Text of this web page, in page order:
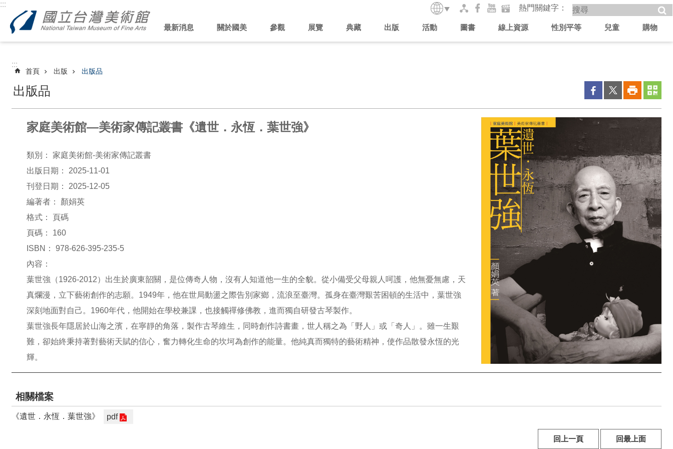
跳到主要內容區塊
::: 熱門關鍵字
最新消息 關於國美 參觀 展覽 典藏 出版 活動 圖書 線上資源 性別平等 兒童 購物
:::
首頁 出版 出版品
出版品
家庭美術館—美術家傳記叢書《遺世．永恆．葉世強》
類別：
家庭美術館-美術家傳記叢書
出版日期：
2025-11-01
刊登日期：
2025-12-05
編著者：
顏娟英
格式：
頁碼
頁碼：
160
ISBN：
978-626-395-235-5
內容：
葉世強（1926-2012）出生於廣東韶關，是位傳奇人物，沒有人知道他一生的全貌。從小備受父母親人呵護，他無憂無慮，天
真爛漫，立下藝術創作的志願。1949年，他在世局動盪之際告別家鄉，流浪至臺灣。孤身在臺灣艱苦困頓的生活中，葉世強
深刻地面對自己。1960年代，他開始在學校兼課，也接觸禪修佛教，進而獨自研發古琴製作。
葉世強長年隱居於山海之濱，在寧靜的角落，製作古琴維生，同時創作詩書畫，世人稱之為「野人」或「奇人」。雖一生艱
難，卻始終秉持著對藝術天賦的信心，奮力轉化生命的坎坷為創作的能量。他純真而獨特的藝術精神，使作品散發永恆的光
輝。
相關檔案
《遺世．永恆．葉世強》 pdf
回上一頁 回最上面